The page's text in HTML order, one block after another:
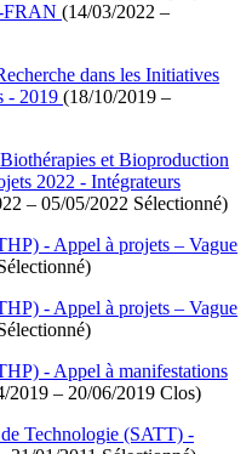
FRAN (14/03/2022 –
dans les Initiatives
- 2019 (18/10/2019 –
et Bioproduction
2022 - Intégrateurs
– 05/05/2022 Sélectionné)
- Appel à projets – Vague
- Appel à projets – Vague
- Appel à manifestations
2019 – 20/06/2019 Clos)
Technologie (SATT) -